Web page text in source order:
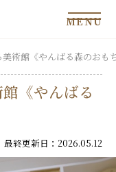
MENU
術館《やんばる森のおも
《やんばる
最終更新日：2026.05.12